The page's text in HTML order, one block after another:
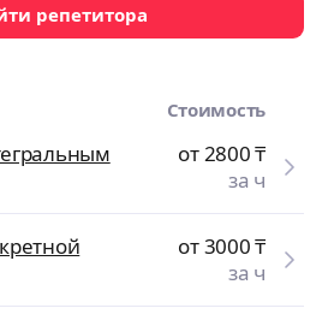
репетитора
Стоимость
от 2800₸
за ч
от 3000₸
за ч